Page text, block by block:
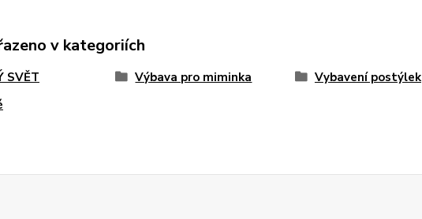
v kategoriích
SVĚT Výbava pro miminka Vybavení postýlek